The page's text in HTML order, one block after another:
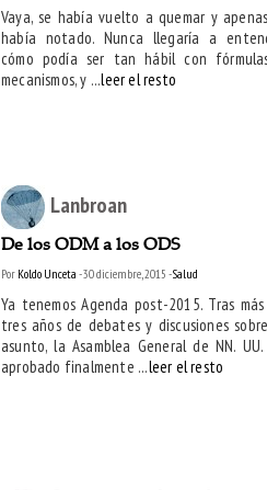
Vaya, se había vuelto a quemar y
había notado. Nunca llegaría a
cómo podía ser tan hábil con
mecanismos, y ...leer el resto
Lanbroan
De los ODM a los ODS
Por Koldo Unceta - 30 diciembre, 2015 -Salud
Ya tenemos Agenda post-2015. Tras
tres años de debates y discusiones
asunto, la Asamblea General de NN.
aprobado finalmente ...leer el resto